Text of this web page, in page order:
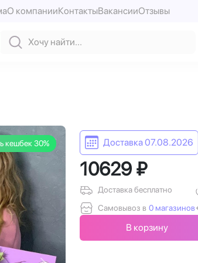
О компанииКонтактыВакансииОтзывы
кешбек 30% Доставка 07.08.2026
10629 ₽
Доставка бесплатно
Самовывоз в 0 магазинов
В корзину